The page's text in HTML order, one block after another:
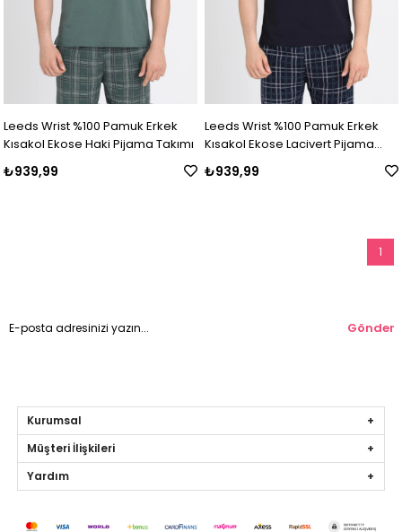
Leeds Wrist %100 Pamuk Erkek
Kısakol Ekose Haki Pijama Takımı
₺939,99
Leeds Wrist %100 Pamuk Erkek
Kısakol Ekose Lacivert Pijama
Takımı
₺939,99
1
Gönder
Kurumsal
Müşteri İlişkileri
Yardım